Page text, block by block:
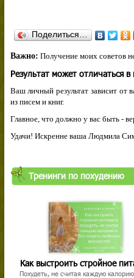
Поделиться…
Важно: Получение моих советов
Результат может отличаться
Ваш личный результат зависит от
из писем и книг.
Главное, что должно у вас быть -
Удачи! Искренне ваша Людмила
Тренинги по похудению
Как выстроить стройное
Похудеть, не считая каждую